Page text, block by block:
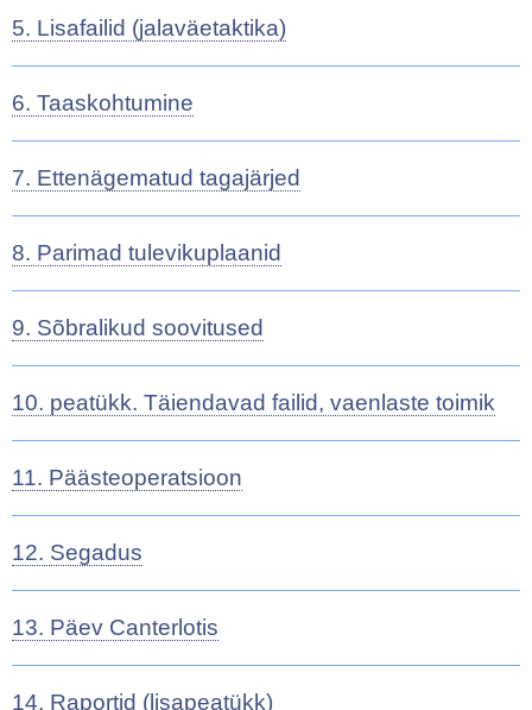
5. Lisafailid (jalaväetaktika)
6. Taaskohtumine
7. Ettenägematud tagajärjed
8. Parimad tulevikuplaanid
9. Sõbralikud soovitused
10. peatükk. Täiendavad failid, vaenlaste toimik
11. Päästeoperatsioon
12. Segadus
13. Päev Canterlotis
14. Raportid (lisapeatükk)